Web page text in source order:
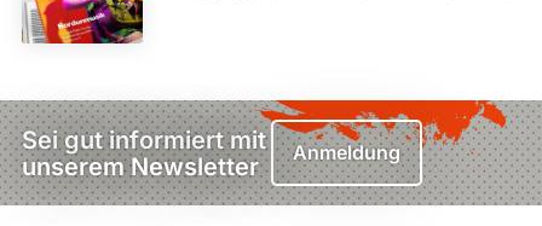
Sei gut informiert mit
unserem Newsletter
Anmeldung